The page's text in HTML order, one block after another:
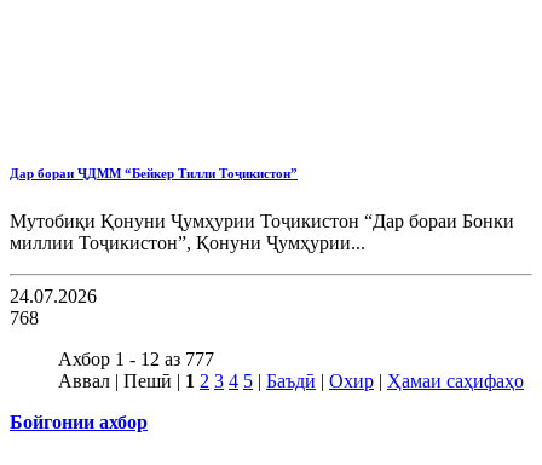
Дар бораи ҶДММ “Бейкер Тилли Тоҷикистон”
Мутобиқи Қонуни Ҷумҳурии Тоҷикистон “Дар бораи Бонки
миллии Тоҷикистон”, Қонуни Ҷумҳурии...
24.07.2026
768
Ахбор 1 - 12 аз 777
Аввал | Пешӣ | 1 2 3 4 5 | Баъдӣ | Охир | Ҳамаи саҳифаҳо
Бойгонии ахбор